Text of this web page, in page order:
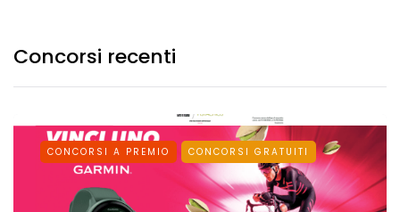
Concorsi recenti
CONCORSI A PREMIO CONCORSI GRATUITI